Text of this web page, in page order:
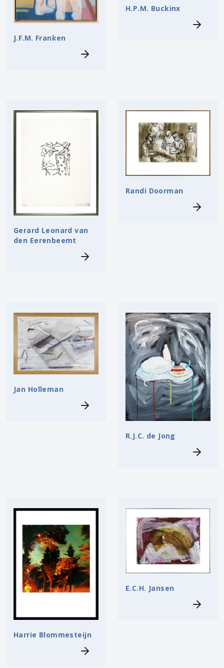
J.F.M. Franken
H.P.M. Buckinx
Gerard Leonard van
den Eerenbeemt
Randi Doorman
Jan Holleman
R.J.C. de Jong
Harrie Blommesteijn
E.C.H. Jansen